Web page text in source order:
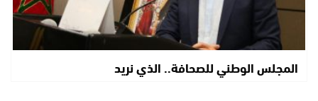
المجلس الوطني للصحافة.. الذي نريد